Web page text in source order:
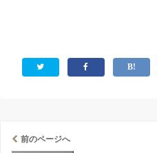
前のページへ